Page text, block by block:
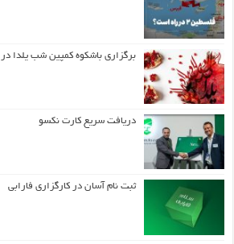
برگزاری باشکوه کمپین شب یلدا
دریافت سریع کارت نکسو
ثبت نام آسان در کارگزاری فارابی